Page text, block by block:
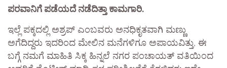
ಪರವಾನಿಗೆ ಪಡೆಯದೆ ನಡೆದಿತ್ತಾ ಕಾಮಗಾರಿ.
ಇಲ್ಲೆ ಪಕ್ಕದಲ್ಲಿ ಅಶ್ರಪ್ ಎಂಬವರು ಅನಧಿಕೃತವಾಗಿ ಮಣ್ಣು
ಅಗೆದಿದ್ದರು ಇದರಿಂದ ಮೇಲಿನ ಮನೆಗಳಿಗೂ ಅಪಾಯವಿತ್ತು, ಈ
ಬಗ್ಗೆ ನಮಗೆ ಮಾಹಿತಿ ಸಿಕ್ಕ ಹಿನ್ನಲೆ ನಗರ ಪಂಚಾಯತ್ ವತಿಯಿಂದ